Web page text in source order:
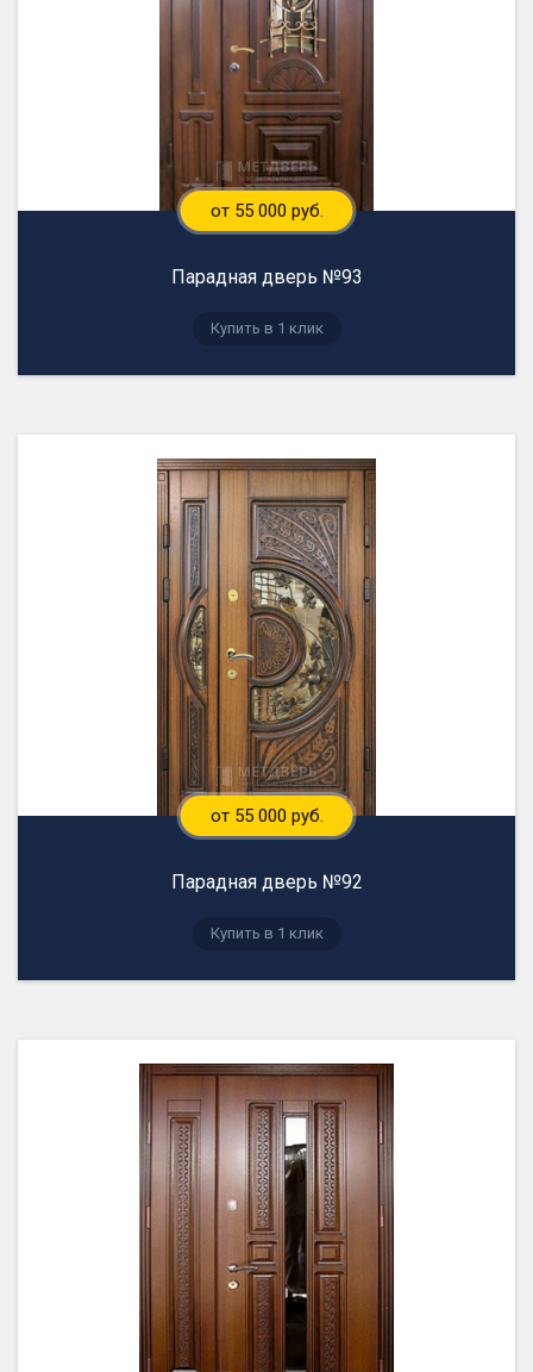
от 55 000 руб.
Парадная дверь №93
от 55 000 руб.
Парадная дверь №92